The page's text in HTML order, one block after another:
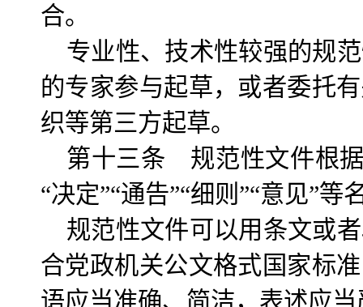
合。
专业性、技术性较强的规
的专家参与起草，或者委托
织等第三方起草。
第十三条 规范性文件根据
“决定”“通告”“细则”“意见”
规范性文件可以用条文或
合党政机关公文格式国家标
语应当准确、简洁，表述应